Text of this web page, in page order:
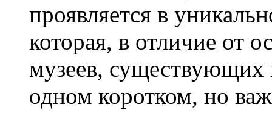
проявляется в
которая, в отличие от
музеев, существующих
одном коротком, но